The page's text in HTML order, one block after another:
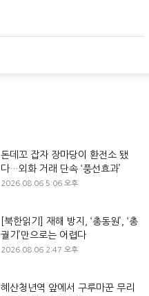
돈데꼬 잡자 장마당이 환전소 됐
다…외화 거래 단속 ‘풍선효과’
2026.08.06 5:06 오후
[북한읽기] 재해 방지, ‘총동원’, ‘총
궐기’만으로는 어렵다
2026.08.06 2:47 오후
혜산청년역 앞에서 구루마꾼 무리